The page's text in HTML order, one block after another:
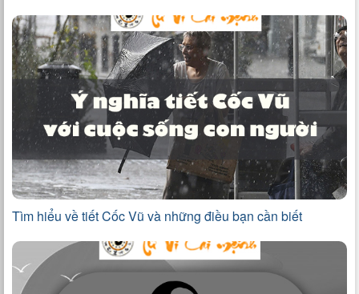
Tìm hiểu về tiết Cốc Vũ và những điều bạn cần biết